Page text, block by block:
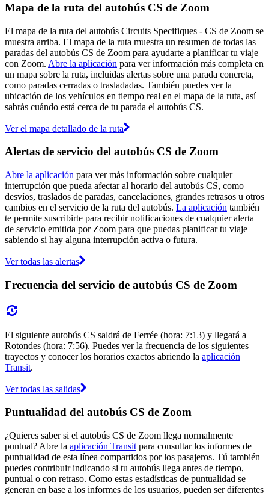
Mapa de la ruta del autobús CS de Zoom
El mapa de la ruta del autobús Circuits Specifiques - CS de Zoom se
muestra arriba. El mapa de la ruta muestra un resumen de todas las
paradas del autobús CS de Zoom para ayudarte a planificar tu viaje
con Zoom. Abre la aplicación para ver información más completa en
un mapa sobre la ruta, incluidas alertas sobre una parada concreta,
como paradas cerradas o trasladadas. También puedes ver la
ubicación de los vehículos en tiempo real en el mapa de la ruta, así
sabrás cuándo está cerca de tu parada el autobús CS.
Ver el mapa detallado de la ruta
Alertas de servicio del autobús CS de Zoom
Abre la aplicación para ver más información sobre cualquier
interrupción que pueda afectar al horario del autobús CS, como
desvíos, traslados de paradas, cancelaciones, grandes retrasos u otros
cambios en el servicio de la ruta del autobús. La aplicación también
te permite suscribirte para recibir notificaciones de cualquier alerta
de servicio emitida por Zoom para que puedas planificar tu viaje
sabiendo si hay alguna interrupción activa o futura.
Ver todas las alertas
Frecuencia del servicio de autobús CS de Zoom
El siguiente autobús CS saldrá de Ferrée (hora: 7:13) y llegará a
Rotondes (hora: 7:56). Puedes ver la frecuencia de los siguientes
trayectos y conocer los horarios exactos abriendo la aplicación
Transit.
Ver todas las salidas
Puntualidad del autobús CS de Zoom
¿Quieres saber si el autobús CS de Zoom llega normalmente
puntual? Abre la aplicación Transit para consultar los informes de
puntualidad de esta línea compartidos por los pasajeros. Tú también
puedes contribuir indicando si tu autobús llega antes de tiempo,
puntual o con retraso. Como estas estadísticas de puntualidad se
generan en base a los informes de los usuarios, pueden ser diferentes